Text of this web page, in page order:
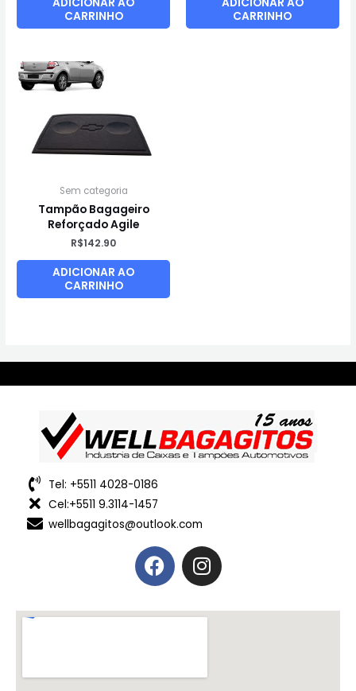
CARRINHO
CARRINHO
Sem categoria
Tampão Bagageiro
Reforçado Agile
R$142.90
ADICIONAR AO
CARRINHO
Tel: +5511 4028-0186
Cel:+5511 9.3114-1457
wellbagagitos@outlook.com